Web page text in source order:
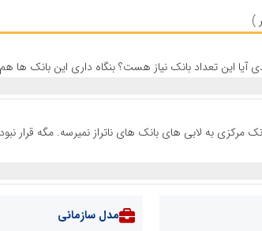
آیا این تعداد بانک نیاز هست؟ بنگاه داری این بانک ها
مدل سازمانی